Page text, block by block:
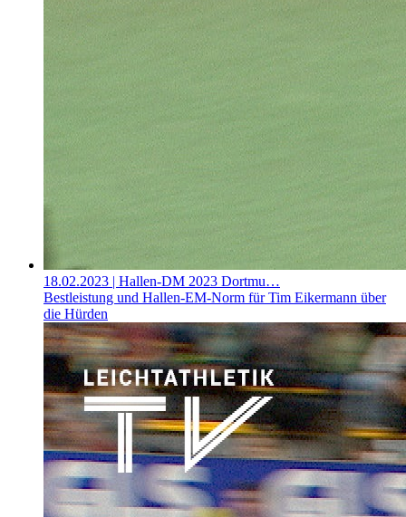
18.02.2023 | Hallen-DM 2023 Dortmu…
Bestleistung und Hallen-EM-Norm für Tim Eikermann über
die Hürden